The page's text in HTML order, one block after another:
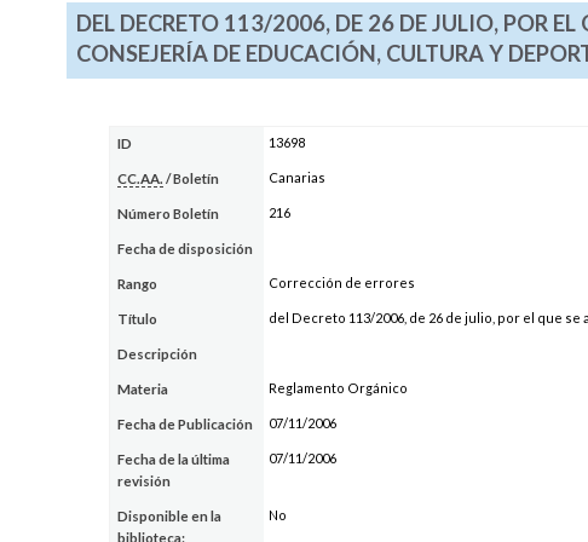
DEL DECRETO 113/2006, DE 26 DE JULIO, POR
CONSEJERÍA DE EDUCACIÓN, CULTURA Y
ID 13698
CC.AA. / Boletín Canarias
Número Boletín 216
Fecha de disposición
Rango Corrección de errores
Título del Decreto 113/2006, de 26 de julio, por el que
Descripción
Materia Reglamento Orgánico
Fecha de Publicación 07/11/2006
Fecha de la última
revisión
07/11/2006
Disponible en la
biblioteca:
No